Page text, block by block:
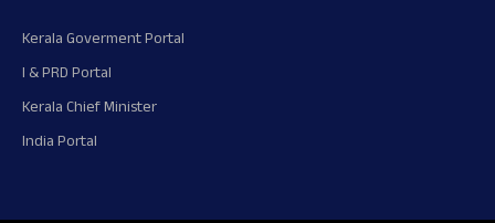
Kerala Goverment Portal
I & PRD Portal
Kerala Chief Minister
India Portal